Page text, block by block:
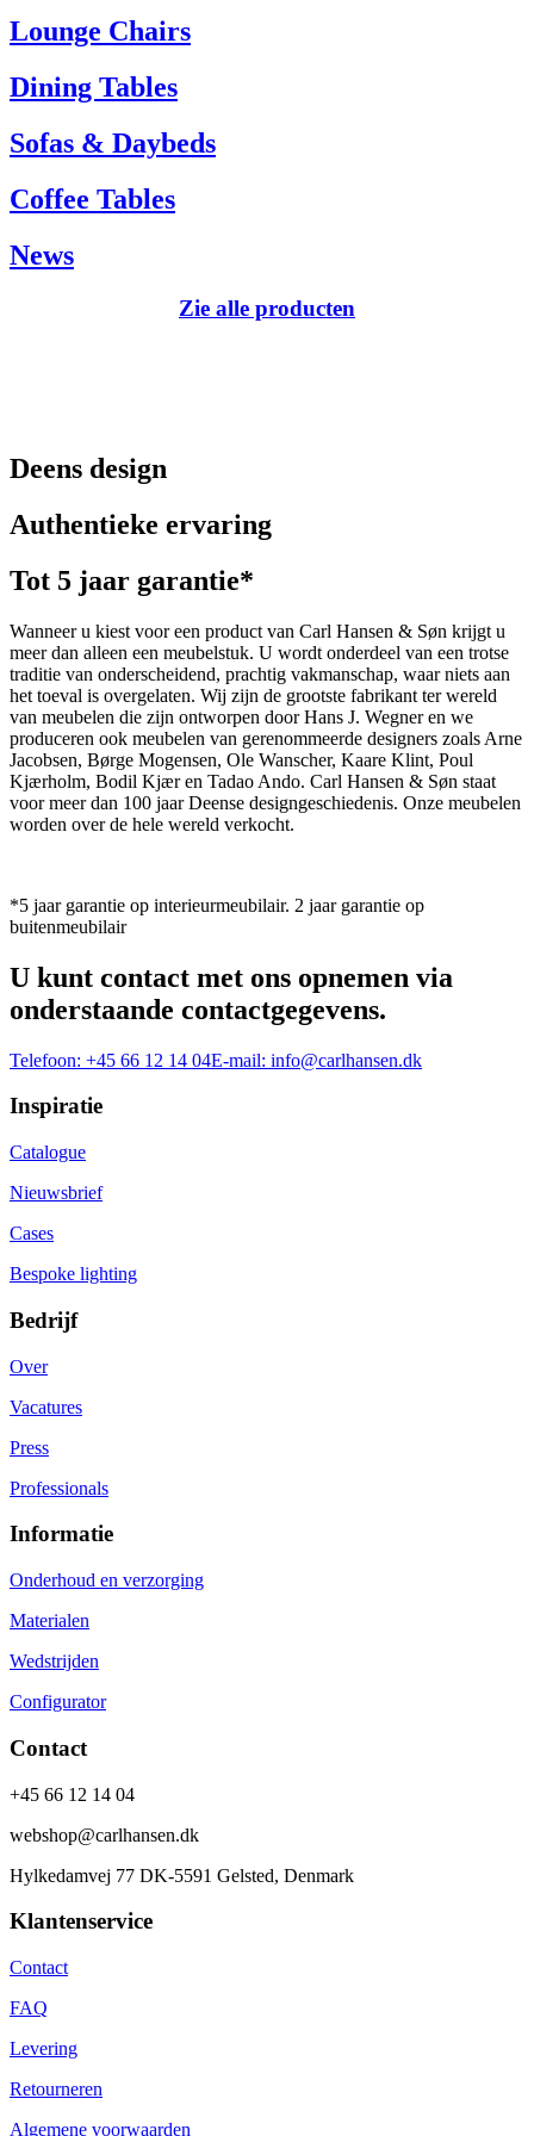
Tel.: +45 66 12 14 04
info@carlhansen.dk
Lounge Chairs
Dining Tables
Sofas & Daybeds
Coffee Tables
News
Zie alle producten
Deens design
Authentieke ervaring
Tot 5 jaar garantie*
Wanneer u kiest voor een product van Carl Hansen & Søn krijgt u
meer dan alleen een meubelstuk. U wordt onderdeel van een trotse
traditie van onderscheidend, prachtig vakmanschap, waar niets aan
het toeval is overgelaten. Wij zijn de grootste fabrikant ter wereld
van meubelen die zijn ontworpen door Hans J. Wegner en we
produceren ook meubelen van gerenommeerde designers zoals Arne
Jacobsen, Børge Mogensen, Ole Wanscher, Kaare Klint, Poul
Kjærholm, Bodil Kjær en Tadao Ando. Carl Hansen & Søn staat
voor meer dan 100 jaar Deense designgeschiedenis. Onze meubelen
worden over de hele wereld verkocht.
*5 jaar garantie op interieurmeubilair. 2 jaar garantie op
buitenmeubilair
U kunt contact met ons opnemen via
onderstaande contactgegevens.
Telefoon: +45 66 12 14 04E-mail: info@carlhansen.dk
Inspiratie
Catalogue
Nieuwsbrief
Cases
Bespoke lighting
Bedrijf
Over
Vacatures
Press
Professionals
Informatie
Onderhoud en verzorging
Materialen
Wedstrijden
Configurator
Contact
+45 66 12 14 04
webshop@carlhansen.dk
Hylkedamvej 77 DK-5591 Gelsted, Denmark
Klantenservice
Contact
FAQ
Levering
Retourneren
Algemene voorwaarden